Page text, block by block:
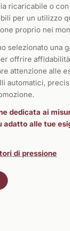
ricaricabile o
per un utilizzo
proprio nei
selezionato una
offrire
attenzione alle
automatici,
dedicata ai
alle tue
di pressione